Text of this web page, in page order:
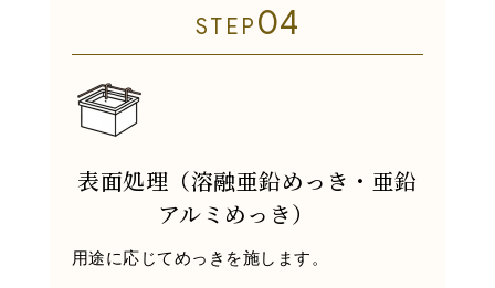
STEP 04
表面処理（溶融亜鉛めっき・亜鉛
アルミめっき）
用途に応じてめっきを施します。